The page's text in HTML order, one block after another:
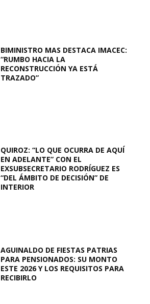
BIMINISTRO MAS DESTACA IMACEC:
“RUMBO HACIA LA
RECONSTRUCCIÓN YA ESTÁ
TRAZADO”
QUIROZ: “LO QUE OCURRA DE AQUÍ
EN ADELANTE” CON EL
EXSUBSECRETARIO RODRÍGUEZ ES
“DEL ÁMBITO DE DECISIÓN” DE
INTERIOR
AGUINALDO DE FIESTAS PATRIAS
PARA PENSIONADOS: SU MONTO
ESTE 2026 Y LOS REQUISITOS PARA
RECIBIRLO